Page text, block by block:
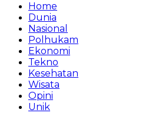
Home
Dunia
Nasional
Polhukam
Ekonomi
Tekno
Kesehatan
Wisata
Opini
Unik